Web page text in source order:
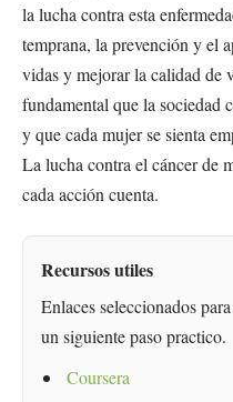
la lucha contra esta
temprana, la prevención y el
vidas y mejorar la calidad de
fundamental que la sociedad
y que cada mujer se sienta
La lucha contra el cáncer de
cada acción cuenta.
Recursos utiles
Enlaces seleccionados
un siguiente paso practico.
Coursera